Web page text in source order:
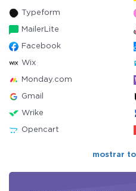
Typeform
MailerLite
Facebook
Wix
Monday.com
Gmail
Wrike
Opencart
mostrar